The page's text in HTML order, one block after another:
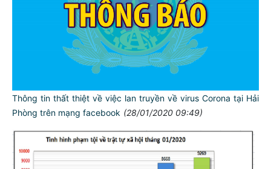
Thông tin thất thiệt về việc lan truyền về virus Corona tại Hải
Phòng trên mạng facebook (28/01/2020 09:49)